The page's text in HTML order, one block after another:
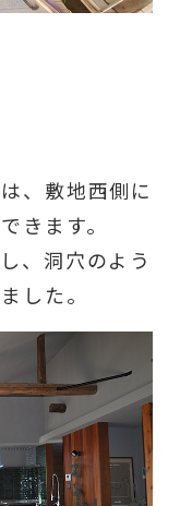
、敷地西側に
きます。
、洞穴のよう
した。